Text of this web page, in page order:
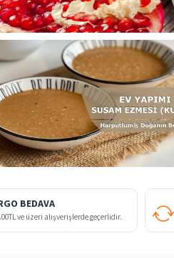
BEDAVA
ve üzeri alışverişlerde geçerlidir.